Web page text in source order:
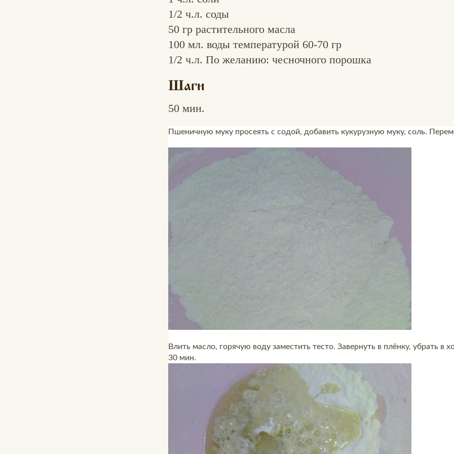
1/2 ч.л. соды
50 гр растительного масла
100 мл. воды температурой 60-70 гр
1/2 ч.л. По желанию: чесночного порошка
Шаги
50 мин.
Пшеничную муку просеять с содой, добавить кукурузную муку, соль.
Влить масло, горячую воду заместить тесто. Завернуть в плёнку, убрать в
30 мин.